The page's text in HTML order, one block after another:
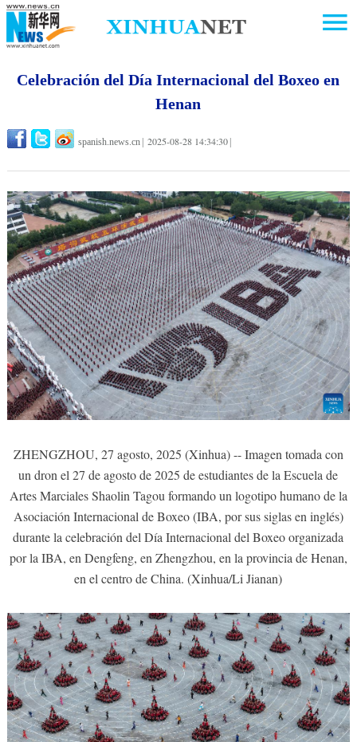
Celebración del Día Internacional del Boxeo en
Henan
spanish.news.cn 2025-08-28 14:34:30
ZHENGZHOU, 27 agosto, 2025 (Xinhua) -- Imagen tomada con
un dron el 27 de agosto de 2025 de estudiantes de la Escuela de
Artes Marciales Shaolin Tagou formando un logotipo humano de la
Asociación Internacional de Boxeo (IBA, por sus siglas en inglés)
durante la celebración del Día Internacional del Boxeo organizada
por la IBA, en Dengfeng, en Zhengzhou, en la provincia de Henan,
en el centro de China. (Xinhua/Li Jianan)